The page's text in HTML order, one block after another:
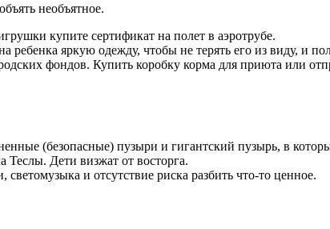
необъятное.
купите сертификат на полет в аэротрубе.
ребенка яркую одежду, чтобы не терять его из виду, и
фондов. Купить коробку корма для приюта или
(безопасные) пузыри и гигантский пузырь, в
Теслы. Дети визжат от восторга.
и отсутствие риска разбить что-то ценное.